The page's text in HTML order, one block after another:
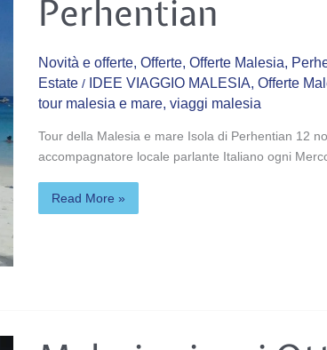
Perhentian
Novità e offerte, Offerte, Offerte Malesia,
Estate / IDEE VIAGGIO MALESIA, Offerte
tour malesia e mare, viaggi malesia
Tour della Malesia e mare Isola di Perhentian 12
accompagnatore locale parlante Italiano ogni
Perhentian
Read More »
Malesia